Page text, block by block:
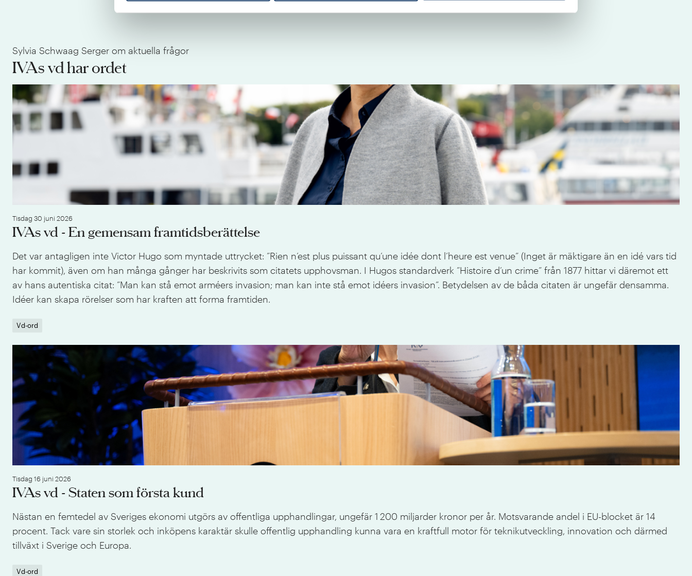
Sylvia Schwaag Serger om aktuella frågor
IVAs vd har ordet
Tisdag 30 juni 2026
IVAs vd - En gemensam framtidsberättelse
Det var antagligen inte Victor Hugo som myntade uttrycket: ”Rien n’est plus puissant qu’une idée dont l’heure est venue” (Inget är mäktigare än en idé vars tid
har kommit), även om han många gånger har beskrivits som citatets upphovsman. I Hugos standardverk ”Histoire d’un crime” från 1877 hittar vi däremot ett
av hans autentiska citat: ”Man kan stå emot arméers invasion; man kan inte stå emot idéers invasion”. Betydelsen av de båda citaten är ungefär densamma.
Idéer kan skapa rörelser som har kraften att forma framtiden.
Vd-ord
Tisdag 16 juni 2026
IVAs vd - Staten som första kund
Nästan en femtedel av Sveriges ekonomi utgörs av offentliga upphandlingar, ungefär 1 200 miljarder kronor per år. Motsvarande andel i EU-blocket är 14
procent. Tack vare sin storlek och inköpens karaktär skulle offentlig upphandling kunna vara en kraftfull motor för teknikutveckling, innovation och därmed
tillväxt i Sverige och Europa.
Vd-ord